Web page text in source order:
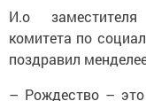
И.о заместителя
комитета по
поздравил
– Рождество –